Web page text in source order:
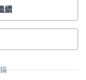
續